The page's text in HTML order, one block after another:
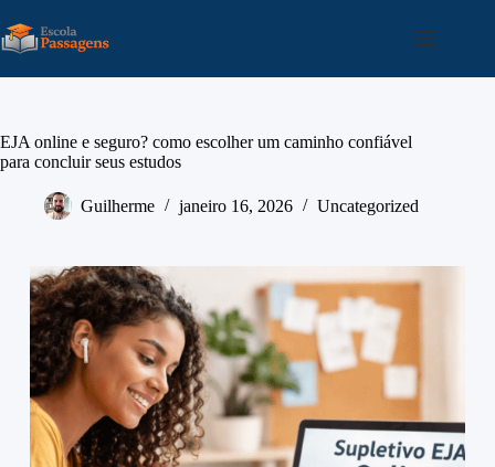
EJA online e seguro? como escolher um caminho confiável
para concluir seus estudos
Guilherme janeiro 16, 2026 Uncategorized